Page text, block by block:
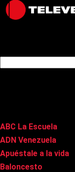
ABC La Escuela
ADN Venezuela
Apuéstale a la vida
Baloncesto